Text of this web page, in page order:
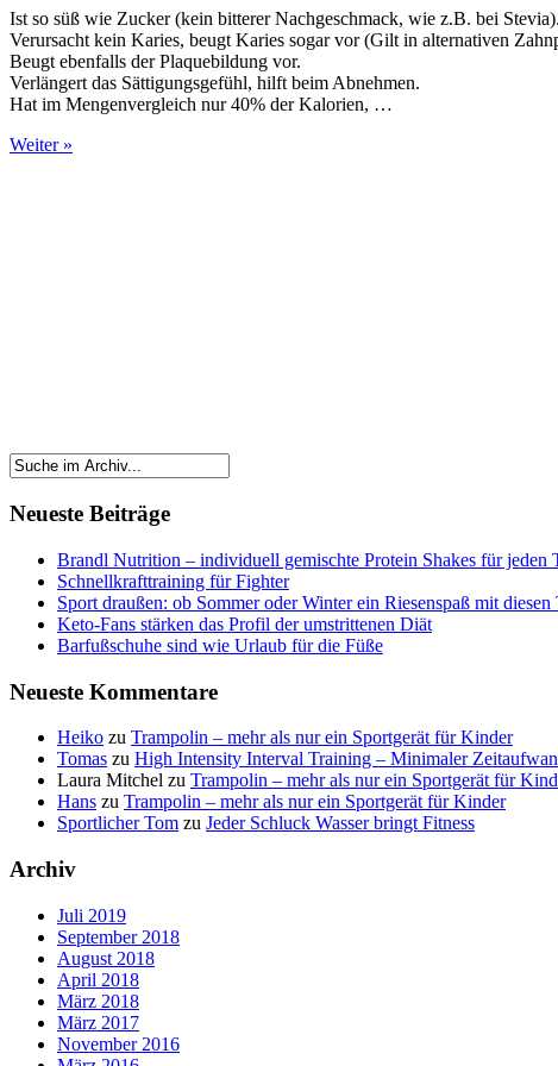
Ist so süß wie Zucker (kein bitterer Nachgeschmack, wie z.B. bei Stevia).
Verursacht kein Karies, beugt Karies sogar vor (Gilt in alternativen
Beugt ebenfalls der Plaquebildung vor.
Verlängert das Sättigungsgefühl, hilft beim Abnehmen.
Hat im Mengenvergleich nur 40% der Kalorien, …
Weiter »
Neueste Beiträge
Brandl Nutrition – individuell gemischte Protein Shakes für jeden
Schnellkrafttraining für Fighter
Sport draußen: ob Sommer oder Winter ein Riesenspaß mit diesen
Keto-Fans stärken das Profil der umstrittenen Diät
Barfußschuhe sind wie Urlaub für die Füße
Neueste Kommentare
Heiko zu Trampolin – mehr als nur ein Sportgerät für Kinder
Tomas zu High Intensity Interval Training – Minimaler
Laura Mitchel zu Trampolin – mehr als nur ein Sportgerät für
Hans zu Trampolin – mehr als nur ein Sportgerät für Kinder
Sportlicher Tom zu Jeder Schluck Wasser bringt Fitness
Archiv
Juli 2019
September 2018
August 2018
April 2018
März 2018
März 2017
November 2016